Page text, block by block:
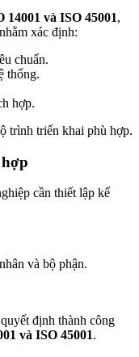
14001 và ISO 45001,
xác định:
chuẩn.
thống.
hợp.
trình triển khai phù hợp.
cần thiết lập kế
và bộ phận.
định thành công
và ISO 45001.